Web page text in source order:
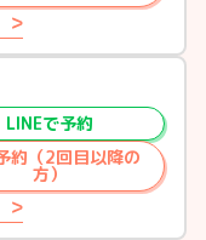
LINEで予約
約（2回目以降の
方）